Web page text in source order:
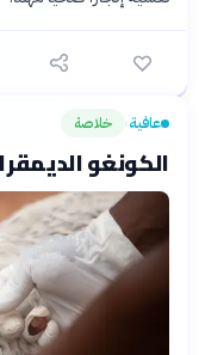
عافية› خلاصة
الكونغو